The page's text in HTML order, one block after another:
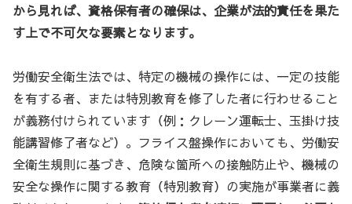
から見れば、資格保有者の確保は、企業が法的責任を果た
す上で不可欠な要素となります。
労働安全衛生法では、特定の機械の操作には、一定の技能
を有する者、または特別教育を修了した者に行わせること
が義務付けられています（例：クレーン運転士、玉掛け技
能講習修了者など）。フライス盤操作においても、労働安
全衛生規則に基づき、危険な箇所への接触防止や、機械の
安全な操作に関する教育（特別教育）の実施が事業者に義